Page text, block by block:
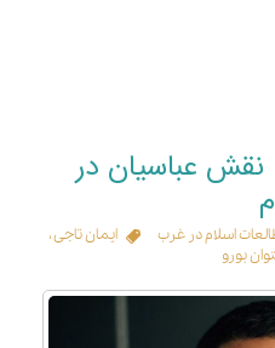
عباسیان در
اسلام در غرب ایمان تاجی،
بورو